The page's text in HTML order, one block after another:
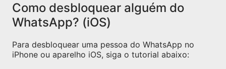
Como desbloquear alguém do
WhatsApp? (iOS)
Para desbloquear uma pessoa do WhatsApp no
iPhone ou aparelho iOS, siga o tutorial abaixo: